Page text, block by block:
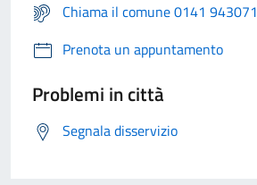
Chiama il comune 0141 943071
Prenota un appuntamento
Problemi in città
Segnala disservizio